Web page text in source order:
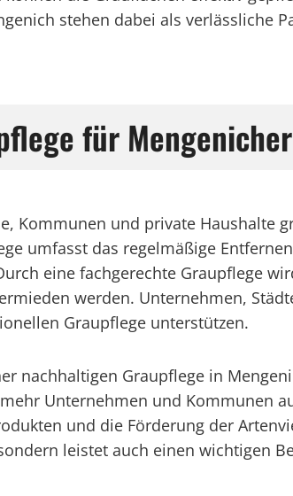
stehen dabei als verlässliche
für
Kommunen und private
umfasst das regelmäßige
eine fachgerechte Graupflege
werden. Unternehmen,
Graupflege unterstützen.
nachhaltigen Graupflege in
Unternehmen und Kommunen
und die Förderung der
leistet auch einen wichtigen